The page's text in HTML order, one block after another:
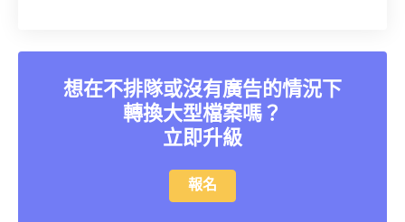
想在不排隊或沒有廣告的情況下
轉換大型檔案嗎？
立即升級
報名